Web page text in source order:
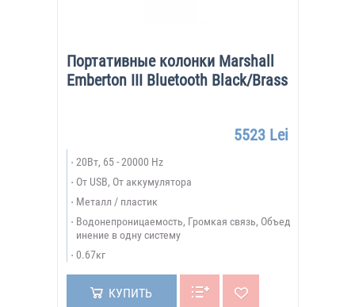
Портативные колонки Marshall
Emberton III Bluetooth Black/Brass
5523 Lei
20Вт, 65 - 20000 Hz
От USB, От аккумулятора
Металл / пластик
Водонепроницаемость, Громкая связь, Объед
инение в одну систему
0.67кг
КУПИТЬ